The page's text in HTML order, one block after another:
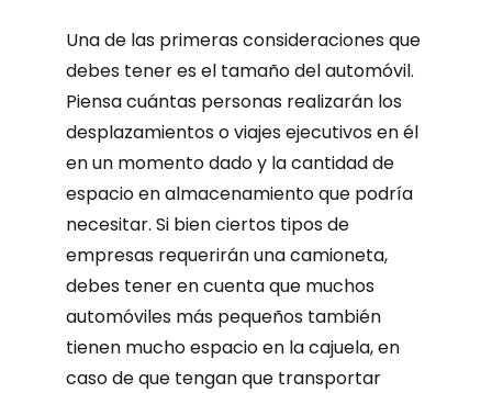
Una de las primeras consideraciones que
debes tener es el tamaño del automóvil.
Piensa cuántas personas realizarán los
desplazamientos o viajes ejecutivos en él
en un momento dado y la cantidad de
espacio en almacenamiento que podría
necesitar. Si bien ciertos tipos de
empresas requerirán una camioneta,
debes tener en cuenta que muchos
automóviles más pequeños también
tienen mucho espacio en la cajuela, en
caso de que tengan que transportar